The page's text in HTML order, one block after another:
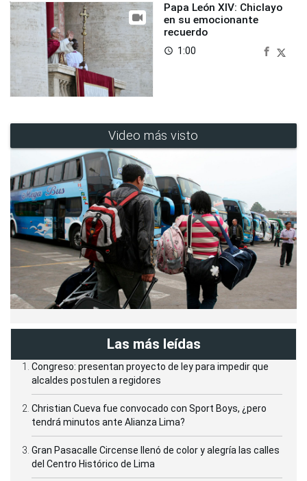
Papa León XIV: Chiclayo
en su emocionante
recuerdo
access_time 1:00
Video más visto
Las más leídas
Congreso: presentan proyecto de ley para impedir que
alcaldes postulen a regidores
Christian Cueva fue convocado con Sport Boys, ¿pero
tendrá minutos ante Alianza Lima?
Gran Pasacalle Circense llenó de color y alegría las calles
del Centro Histórico de Lima